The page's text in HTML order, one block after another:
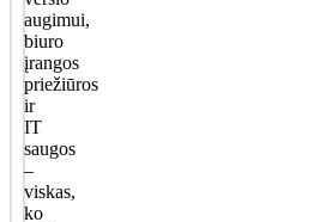
augimui,
biuro
įrangos
priežiūros
ir
IT
saugos
–
viskas,
ko